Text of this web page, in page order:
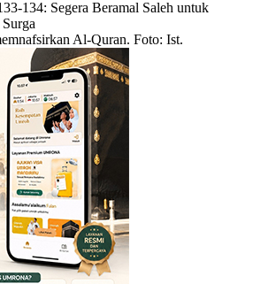
Al-Quran. Foto: Ist.